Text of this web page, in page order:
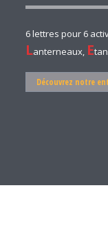
6 lettres pour 6
Lanterneaux, E
Découvrez notre